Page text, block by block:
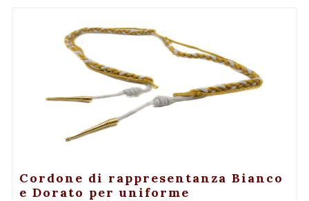
+ Visualizza
Cordone di rappresentanza Bianco
e Dorato per uniforme